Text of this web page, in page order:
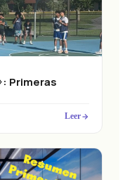
Primeras
Leer